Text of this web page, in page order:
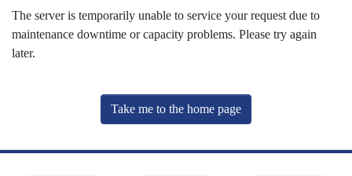
The server is temporarily unable to service your request due to
maintenance downtime or capacity problems. Please try again
later.
Take me to the home page